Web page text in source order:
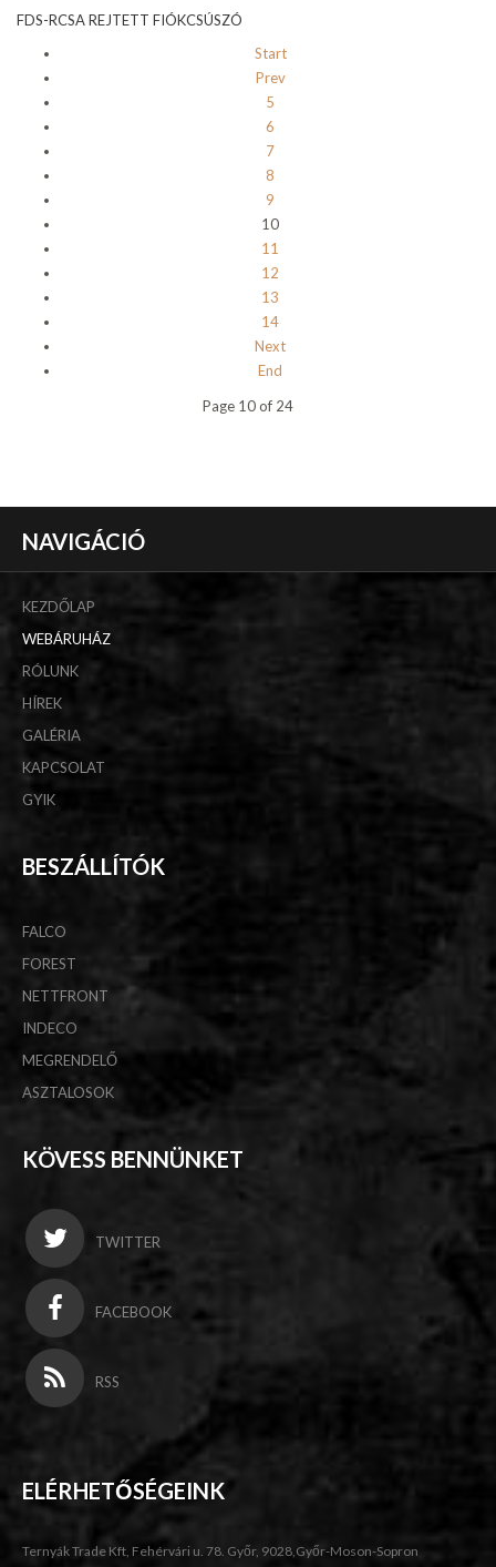
FDS-RCSA REJTETT FIÓKCSÚSZÓ
Start
Prev
5
6
7
8
9
10
11
12
13
14
Next
End
Page 10 of 24
NAVIGÁCIÓ
KEZDŐLAP
WEBÁRUHÁZ
RÓLUNK
HÍREK
GALÉRIA
KAPCSOLAT
GYIK
BESZÁLLÍTÓK
FALCO
FOREST
NETTFRONT
INDECO
MEGRENDELŐ
ASZTALOSOK
KÖVESS BENNÜNKET
TWITTER
FACEBOOK
RSS
ELÉRHETŐSÉGEINK
Ternyák Trade Kft, Fehérvári u. 78. Győr, 9028,Győr-Moson-Sopron